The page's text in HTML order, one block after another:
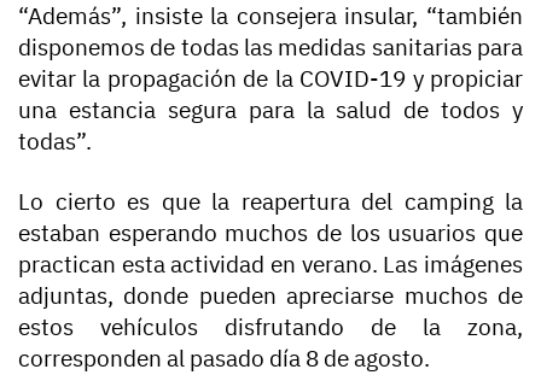
“Además”, insiste la consejera insular, “también
disponemos de todas las medidas sanitarias para
evitar la propagación de la COVID-19 y propiciar
una estancia segura para la salud de todos y
todas”.
Lo cierto es que la reapertura del camping la
estaban esperando muchos de los usuarios que
practican esta actividad en verano. Las imágenes
adjuntas, donde pueden apreciarse muchos de
estos vehículos disfrutando de la zona,
corresponden al pasado día 8 de agosto.